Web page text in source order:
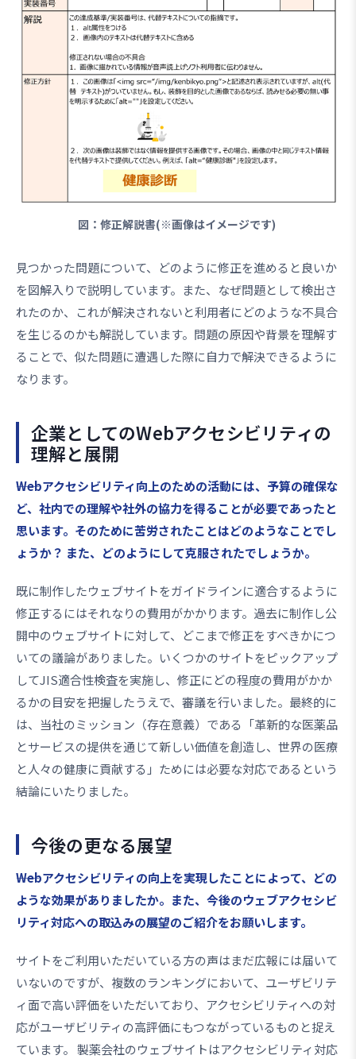
図：修正解説書(※画像はイメージです)
見つかった問題について、どのように修正を進めると良いか
を図解入りで説明しています。また、なぜ問題として検出さ
れたのか、これが解決されないと利用者にどのような不具合
を生じるのかも解説しています。問題の原因や背景を理解す
ることで、似た問題に遭遇した際に自力で解決できるように
なります。
企業としてのWebアクセシビリティの
理解と展開
――Webアクセシビリティ向上のための活動には、予算の確保な
ど、社内での理解や社外の協力を得ることが必要であったと
思います。そのために苦労されたことはどのようなことでし
ょうか？ また、どのようにして克服されたでしょうか。
既に制作したウェブサイトをガイドラインに適合するように
修正するにはそれなりの費用がかかります。過去に制作し公
開中のウェブサイトに対して、どこまで修正をすべきかにつ
いての議論がありました。いくつかのサイトをピックアップ
してJIS適合性検査を実施し、修正にどの程度の費用がかか
るかの目安を把握したうえで、審議を行いました。最終的に
は、当社のミッション（存在意義）である「革新的な医薬品
とサービスの提供を通じて新しい価値を創造し、世界の医療
と人々の健康に貢献する」ためには必要な対応であるという
結論にいたりました。
今後の更なる展望
――Webアクセシビリティの向上を実現したことによって、どの
ような効果がありましたか。また、今後のウェブアクセシビ
リティ対応への取込みの展望のご紹介をお願いします。
サイトをご利用いただいている方の声はまだ広報には届いて
いないのですが、複数のランキングにおいて、ユーザビリテ
ィ面で高い評価をいただいており、アクセシビリティへの対
応がユーザビリティの高評価にもつながっているものと捉え
ています。 製薬会社のウェブサイトはアクセシビリティ対応